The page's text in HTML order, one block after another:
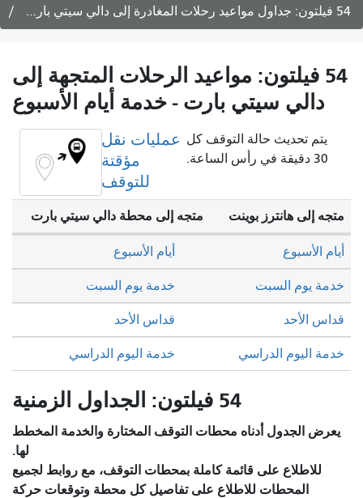
54 فيلتون: جداول مواعيد رحلات المغادرة إلى دالي سيتي بارت - 31 يوليو 2026
54 فيلتون: مواعيد الرحلات المتجهة إلى
دالي سيتي بارت - خدمة أيام الأسبوع
عمليات نقل
مؤقتة
للتوقف
يتم تحديث حالة التوقف كل
30 دقيقة في رأس الساعة.
متجه إلى هانترز بوينت متجه إلى محطة دالي سيتي بارت
خدمة يوم السبت خدمة يوم السبت
قداس الأحد قداس الأحد
أيام الأسبوع أيام الأسبوع
خدمة اليوم الدراسي خدمة اليوم الدراسي
54 فيلتون: الجداول الزمنية
يعرض الجدول أدناه محطات التوقف المختارة والخدمة المخطط
لها.
للاطلاع على قائمة كاملة بمحطات التوقف، مع روابط لجميع
المحطات للاطلاع على تفاصيل كل محطة وتوقعات حركة